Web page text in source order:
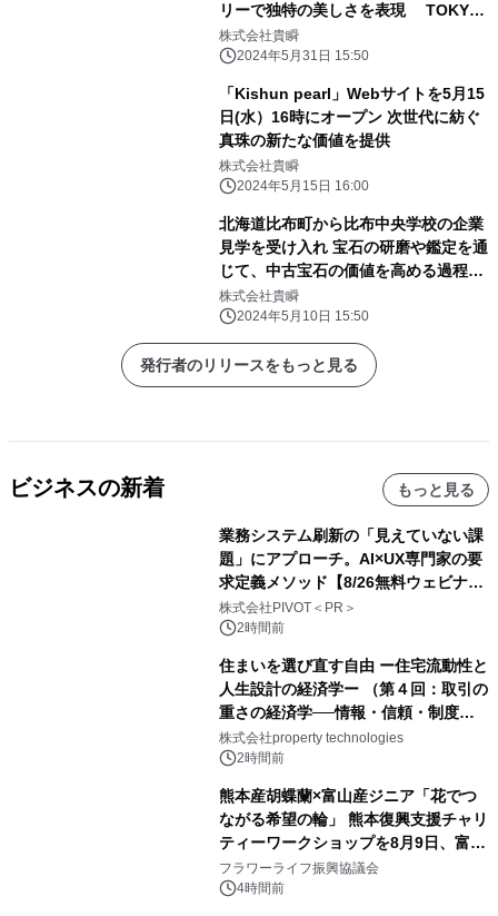
リーで独特の美しさを表現 TOKYO
JEWELRY FES初出展に先駆けて
CAMPFIREでコラボ商品限定販売
株式会社貴瞬
2024年5月31日 15:50
「Kishun pearl」Webサイトを5月15
日(水）16時にオープン 次世代に紡ぐ
真珠の新たな価値を提供
株式会社貴瞬
2024年5月15日 16:00
北海道比布町から比布中央学校の企業
見学を受け入れ 宝石の研磨や鑑定を通
じて、中古宝石の価値を高める過程を
体験
株式会社貴瞬
2024年5月10日 15:50
発行者のリリースをもっと見る
ビジネスの新着 もっと見る
業務システム刷新の「見えていない課
題」にアプローチ。AI×UX専門家の要
求定義メソッド【8/26無料ウェビナ
ー】株式会社PIVOT
株式会社PIVOT＜PR＞
2時間前
住まいを選び直す自由 ー住宅流動性と
人生設計の経済学ー （第４回：取引の
重さの経済学──情報・信頼・制度を
PropTechはどう組み替えるか）｜
PropTech-Lab
株式会社property technologies
2時間前
熊本産胡蝶蘭×富山産ジニア「花でつ
ながる希望の輪」 熊本復興支援チャリ
ティーワークショップを8月9日、富
山・射水で開催
フラワーライフ振興協議会
4時間前